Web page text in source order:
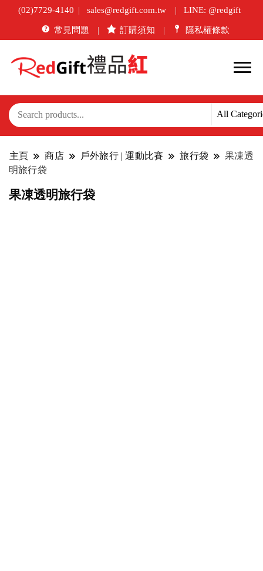
(02)7729-4140 sales@redgift.com.tw LINE: @redgift
常見問題 訂購須知 隱私權條款
主頁 商店 戶外旅行 | 運動比賽 旅行袋
果凍透
明旅行袋
果凍透明旅行袋